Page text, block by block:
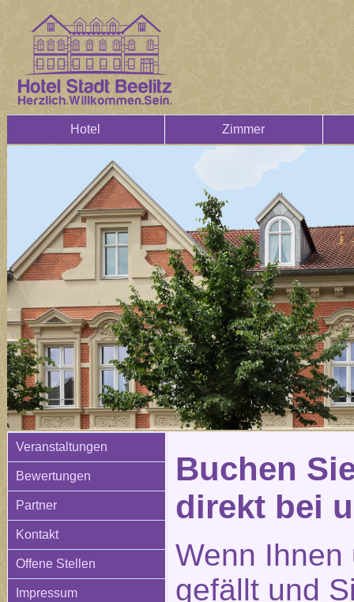
Hotel Zimmer
Veranstaltungen
Bewertungen
Partner
Kontakt
Offene Stellen
Impressum
Buchen
direkt bei
Wenn Ihnen
gefällt und